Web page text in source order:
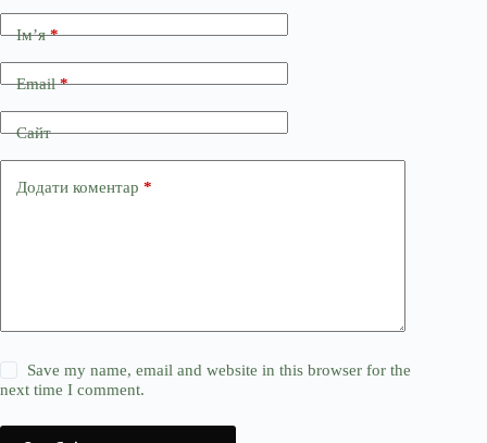
Ім’я*
Email*
Сайт
Додати коментар *
Save my name, email and website in this browser for the
next time I comment.